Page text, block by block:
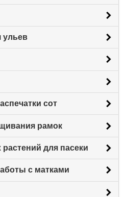
ульев
сот
рамок
для пасеки
с матками